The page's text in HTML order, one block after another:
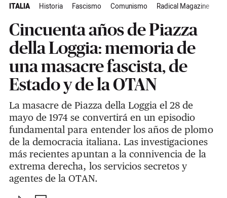
ITALIA Historia Fascismo Comunismo Radical Magazine
Cincuenta años de Piazza
della Loggia: memoria de
una masacre fascista, de
Estado y de la OTAN
La masacre de Piazza della Loggia el 28 de
mayo de 1974 se convertirá en un episodio
fundamental para entender los años de plomo
de la democracia italiana. Las investigaciones
más recientes apuntan a la connivencia de la
extrema derecha, los servicios secretos y
agentes de la OTAN.